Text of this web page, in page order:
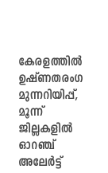
കേരളത്തിൽ
ഉഷ്ണതരംഗ
മുന്നറിയിപ്പ്,
മൂന്ന്
ജില്ലകളിൽ
ഓറഞ്ച്
അലേർട്ട്